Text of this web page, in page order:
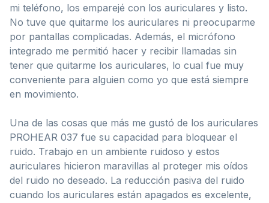
mi teléfono, los emparejé con los auriculares y listo.
No tuve que quitarme los auriculares ni preocuparme
por pantallas complicadas. Además, el micrófono
integrado me permitió hacer y recibir llamadas sin
tener que quitarme los auriculares, lo cual fue muy
conveniente para alguien como yo que está siempre
en movimiento.
Una de las cosas que más me gustó de los auriculares
PROHEAR 037 fue su capacidad para bloquear el
ruido. Trabajo en un ambiente ruidoso y estos
auriculares hicieron maravillas al proteger mis oídos
del ruido no deseado. La reducción pasiva del ruido
cuando los auriculares están apagados es excelente,